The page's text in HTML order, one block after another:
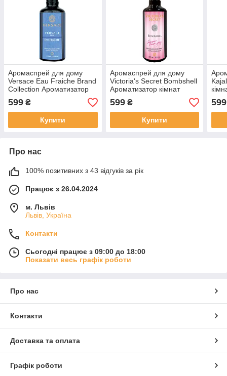
Аромаспрей для дому
Versace Eau Fraiche Brand
Collection Ароматизатор
кімнат спрей аромат
румспрей для запаха
599 ₴
Купити
Аромаспрей для дому
Victoria's Secret Bombshell
Ароматизатор кімнат
спрей аромат румспрей
для запаха
599₴
Купити
599
Про нас
100% позитивних з 43 відгуків за рік
Працює з 26.04.2024
м. Львів
Львів, Україна
Контакти
Сьогодні працює з 09:00 до 18:00
Показати весь графік роботи
Про нас
Контакти
Доставка та оплата
Графік роботи